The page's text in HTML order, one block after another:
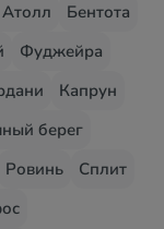
Бентота
Фуджейра
Капрун
берег
Ровинь
Сплит